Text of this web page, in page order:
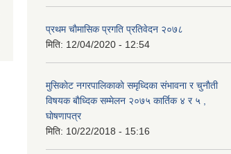
प्रथम चाैमासिक प्रगति प्रतिवेदन २०७८
मिति: 12/04/2020 - 12:54
मुसिकाेट नगरपालिकाकाे समृध्दिका संभावना र चुनाैती
विषयक बाैध्दिक सम्मेलन २०७५ कार्तिक ४ र ५ ,
घाेषणापत्र
मिति: 10/22/2018 - 15:16